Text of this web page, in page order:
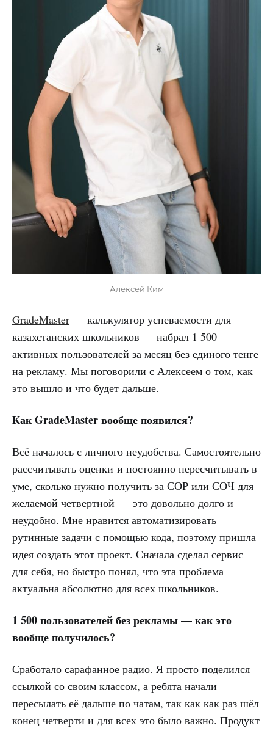
Алексей Ким
GradeMaster — калькулятор успеваемости для
казахстанских школьников — набрал 1 500
активных пользователей за месяц без единого тенге
на рекламу. Мы поговорили с Алексеем о том, как
это вышло и что будет дальше.
Как GradeMaster вообще появился?
Всё началось с личного неудобства. Самостоятельно
рассчитывать оценки и постоянно пересчитывать в
уме, сколько нужно получить за СОР или СОЧ для
желаемой четвертной — это довольно долго и
неудобно. Мне нравится автоматизировать
рутинные задачи с помощью кода, поэтому пришла
идея создать этот проект. Сначала сделал сервис
для себя, но быстро понял, что эта проблема
актуальна абсолютно для всех школьников.
1 500 пользователей без рекламы — как это
вообще получилось?
Сработало сарафанное радио. Я просто поделился
ссылкой со своим классом, а ребята начали
пересылать её дальше по чатам, так как как раз шёл
конец четверти и для всех это было важно. Продукт